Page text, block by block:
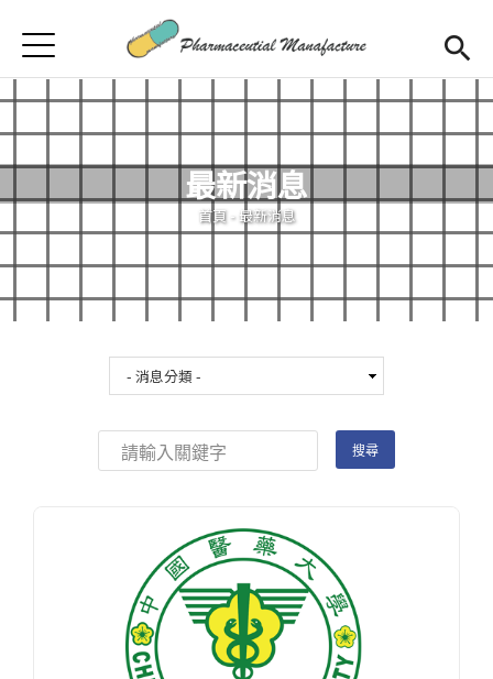
首頁
首頁
最新消息
Open
師資陣容
課程規劃
檔案下載
Jump to Navigation
Jump to Main content
最新消息
您在這裡
首頁 - 最新消息